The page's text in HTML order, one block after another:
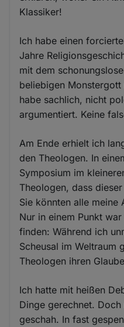
Klassiker!
Ich habe einen
Jahre
mit dem
beliebigen
habe sachlich, nicht
argumentiert. Keine
Am Ende erhielt ich
den Theologen. In
Symposium im
Theologen, dass
Sie könnten alle meine
Nur in einem Punkt
finden: Während ich
Scheusal im Weltraum
Theologen ihren
Ich hatte mit heißen
Dinge gerechnet.
geschah. In fast